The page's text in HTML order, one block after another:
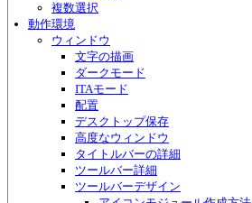
複数選択
動作環境
ウィンドウ
文字の描画
ダークモード
ITAモード
配置
デスクトップ保存
高度なウィンドウ
タイトルバーの詳細
ツールバー詳細
ツールバーデザイン